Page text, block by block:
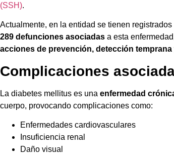
(SSH).
Actualmente, en la entidad se tienen registrados
289 defunciones asociadas a esta
acciones de prevención, detección temprana
Complicaciones
La diabetes mellitus es una enfermedad
cuerpo, provocando complicaciones como:
Enfermedades cardiovasculares
Insuficiencia renal
Daño visual